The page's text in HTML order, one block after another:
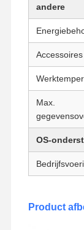
Firewall Mini
Industriële
1U
NAS Mini PC
Celeron Mini
andere
Accessoires
Max.
OS-
Product